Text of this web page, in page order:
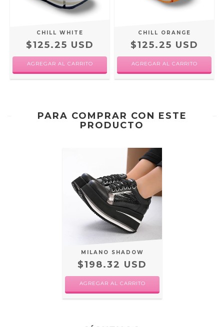
CHILL WHITE
$125.25 USD
AGREGAR AL CARRITO
CHILL ORANGE
$125.25 USD
AGREGAR AL CARRITO
PARA COMPRAR CON ESTE
PRODUCTO
MILANO SHADOW
$198.32 USD
AGREGAR AL CARRITO